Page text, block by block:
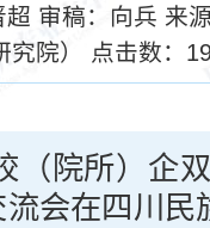
超 审稿：向兵 来
究院） 点击数：
（院所）企
会在四川民